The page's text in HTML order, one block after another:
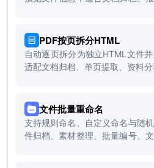
PDF按页拆分HTML
自动逐页拆分为独立HTML文件
适配文档归档、单页提取、资料分
文件批量重命名
支持规则命名、自定义命名与随
件归档、素材整理、批量编号、